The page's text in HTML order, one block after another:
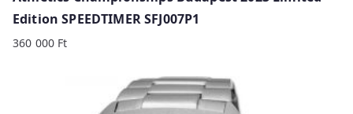
o
Edition SPEEDTIMER SFJ007P1
360 000 Ft